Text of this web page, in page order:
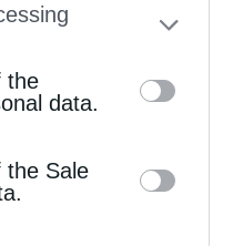
separately opt-out
on the IAB’s list
This
disclosed by us to
List of
the
data.
the Sale